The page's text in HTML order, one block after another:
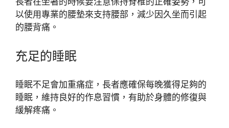
以使用專業的腰墊來支持腰部，減少因久坐而引起
的腰背痛。
充足的睡眠
睡眠不足會加重痛症，長者應確保每晚獲得足夠的
睡眠，維持良好的作息習慣，有助於身體的修復與
緩解疼痛。